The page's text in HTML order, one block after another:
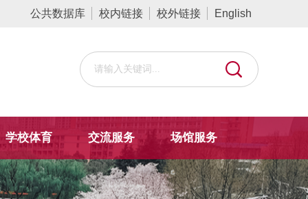
公共数据库 校内链接 校外链接 English
学校体育 交流服务 场馆服务